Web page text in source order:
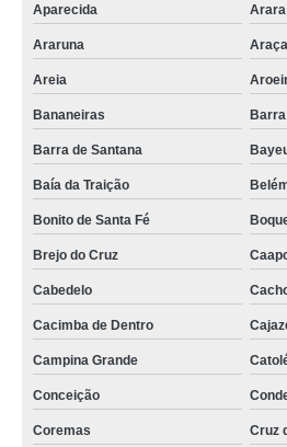
preço de espaço coworking completo Paulista
espaço coworking advogados Araruna
espaço coworking para empresas orçar
preço de espaço coworking Maracanaú
espaço compartilhado coworking orçar
espaço de coworking aluguel orçar
espaço compartilhado coworking Triunfo
espaço coworking orçar Areia
espaço coworking completo orçar Mogeiro
Aparecida Arara
Araruna
Areia
Bananeiras Barra
Barra de Santana
Baía da Traição
Bonito de Santa Fé
Brejo do Cruz
Cabedelo
Cacimba de Dentro
Campina Grande
Conceição
Coremas Cruz